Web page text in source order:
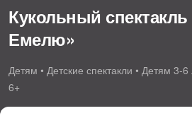
Кукольный спектакль
Емелю»
Детям • Детские спектакли • Детям 3-
6+